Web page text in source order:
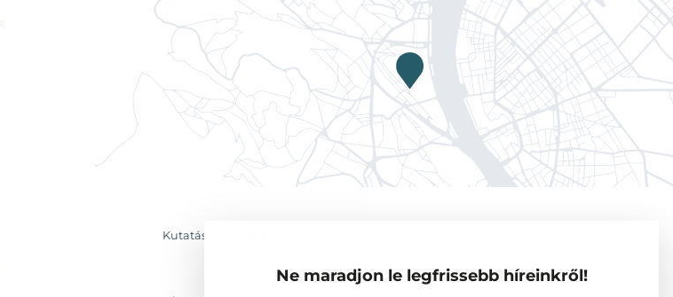
Ne maradjon le legfrissebb híreinkről!
Kutatás & Elemzés
Vendégkutatók